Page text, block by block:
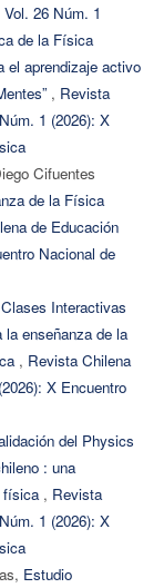
26 Núm. 1
de la Física
el aprendizaje activo
, Revista
1 (2026): X
Cifuentes
de la Física
de Educación
Nacional de
Clases Interactivas
enseñanza de la
, Revista Chilena
X Encuentro
del Physics
: una
física , Revista
1 (2026): X
Estudio